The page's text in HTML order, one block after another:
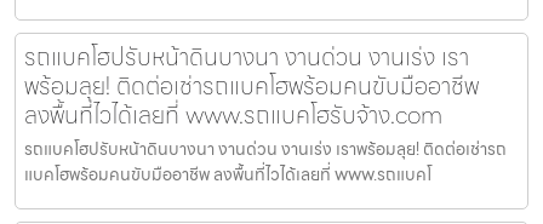
รถแบคโฮปรับหน้าดินบางนา งานด่วน งานเร่ง เรา
พร้อมลุย! ติดต่อเช่ารถแบคโฮพร้อมคนขับมืออาชีพ
ลงพื้นที่ไวได้เลยที่ www.รถแบคโฮรับจ้าง.com
รถแบคโฮปรับหน้าดินบางนา งานด่วน งานเร่ง เราพร้อมลุย! ติดต่อเช่ารถ
แบคโฮพร้อมคนขับมืออาชีพ ลงพื้นที่ไวได้เลยที่ www.รถแบคโ